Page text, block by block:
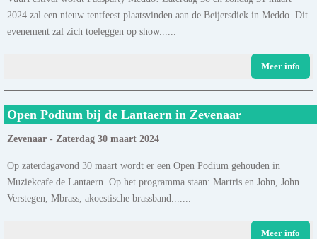
2024 zal een nieuw tentfeest plaatsvinden aan de Beijersdiek in Meddo. Dit
evenement zal zich toeleggen op show......
Meer info
Open Podium bij de Lantaern in Zevenaar
Zevenaar - Zaterdag 30 maart 2024
Op zaterdagavond 30 maart wordt er een Open Podium gehouden in
Muziekcafe de Lantaern. Op het programma staan: Martris en John, John
Verstegen, Mbrass, akoestische brassband.......
Meer info